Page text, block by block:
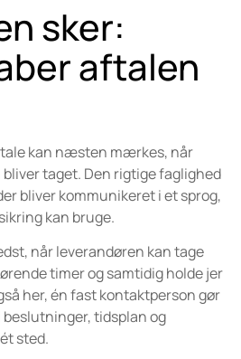
sker:
aftalen
kan næsten mærkes, når
taget. Den rigtige faglighed
bliver kommunikeret i et sprog,
kan bruge.
når leverandøren kan tage
timer og samtidig holde jer
her, én fast kontaktperson gør
tidsplan og
sted.